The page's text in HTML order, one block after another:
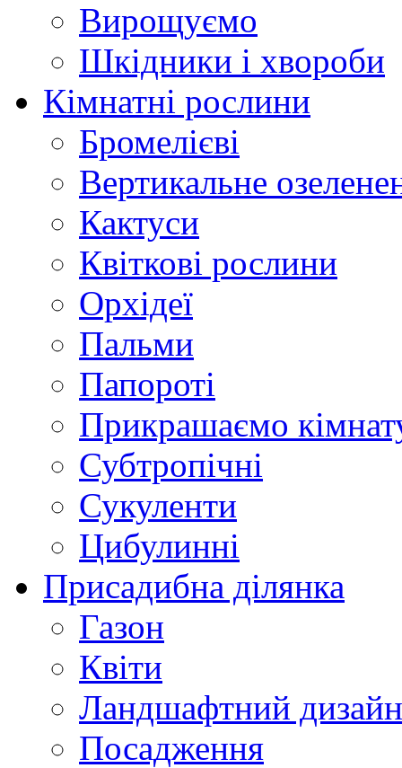
Вирощуємо
Шкідники і хвороби
Кімнатні рослини
Бромелієві
Вертикальне
Кактуси
Квіткові рослини
Орхідеї
Пальми
Папороті
Прикрашаємо
Субтропічні
Сукуленти
Цибулинні
Присадибна ділянка
Газон
Квіти
Ландшафтний дизайн
Посадження